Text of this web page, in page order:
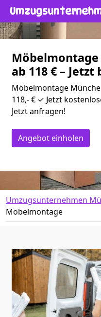
ab 118 € – Jetzt
Möbelmontage
118,- € ✓ Jetzt
Jetzt anfragen!
Angebot einholen
Umzugsunternehmen
Möbelmontage